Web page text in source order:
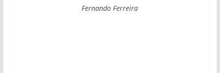
Fernando Ferreira